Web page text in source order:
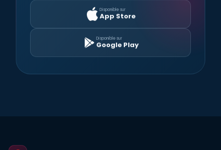
Disponible sur
App Store
Disponible sur
Google Play